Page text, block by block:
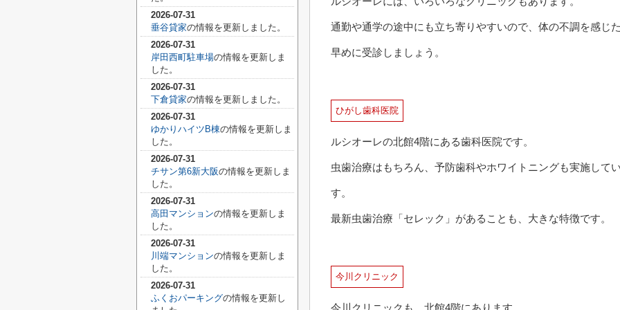
通勤や通学の途中にも立ち寄りやすいので、体の不調を感じ
早めに受診しましょう。
ひがし歯科医院
ルシオーレの北館4階にある歯科医院です。
虫歯治療はもちろん、予防歯科やホワイトニングも実施して
す。
最新虫歯治療「セレック」があることも、大きな特徴です。
今川クリニック
今川クリニックも、北館4階にあります。
2026-07-31
垂谷貸家の情報を更新しました。
2026-07-31
岸田西町駐車場の情報を更新しま
した。
2026-07-31
下倉貸家の情報を更新しました。
2026-07-31
ゆかりハイツB棟の情報を更新しま
した。
2026-07-31
チサン第6新大阪の情報を更新しま
した。
2026-07-31
高田マンションの情報を更新しま
した。
2026-07-31
川端マンションの情報を更新しま
した。
2026-07-31
ふくおパーキングの情報を更新し